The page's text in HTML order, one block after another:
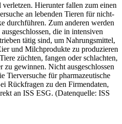
Hierunter fallen zum einen
an lebenden Tieren für nicht-
durchführen. Zum anderen werden
die in intensiven
tätig sind, um Nahrungsmittel,
und Milchprodukte zu produzieren
züchten, fangen oder schlachten,
zu gewinnen. Nicht ausgeschlossen
Tierversuche für pharmazeutische
Rückfragen zu den Firmendaten,
an ISS ESG. (Datenquelle: ISS